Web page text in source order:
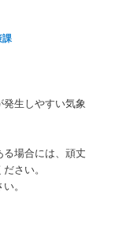
課
生しやすい気象
場合には、頑丈
さい。
。